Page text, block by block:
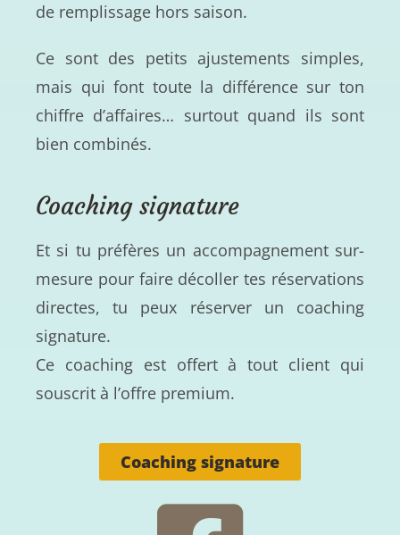
de remplissage hors saison.
Ce sont des petits ajustements simples,
mais qui font toute la différence sur ton
chiffre d’affaires… surtout quand ils sont
bien combinés.
Coaching signature
Et si tu préfères un accompagnement sur-
mesure pour faire décoller tes réservations
directes, tu peux réserver un coaching
signature.
Ce coaching est offert à tout client qui
souscrit à l’offre premium.
Coaching signature